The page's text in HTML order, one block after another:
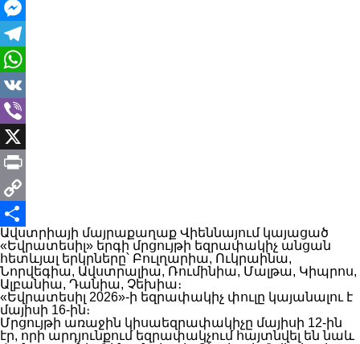
Facebook
Messenger
Telegram
WhatsApp
VK
Viber
X
Print
Copy
Link
Share
Ավստրիայի մայրաքաղաք Վիեննայում կայացած
«Եվրատեսիլ» երգի մրցույթի եզրափակիչ անցան
հետևյալ երկրները՝ Բուլղարիա, Ուկրաինա,
Նորվեգիա, Ավստրալիա, Ռումինիա, Մալթա, Կիպրոս,
Ալբանիա, Դանիա, Չեխիա։
«Եվրատեսիլ 2026»-ի եզրափակիչ փուլը կայանալու է
մայիսի 16-ին։
Մրցույթի առաջին կիսաեզրափակիչը մայիսի 12-ին
էր, որի արդյունքում եզրափակչում հայտնվել են նաև